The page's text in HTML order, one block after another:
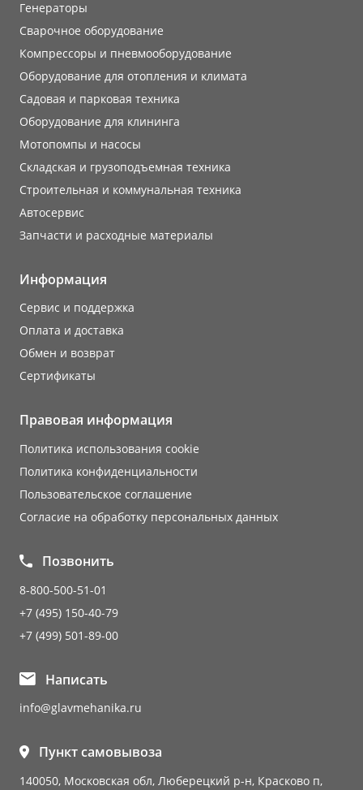
Генераторы
Сварочное оборудование
Компрессоры и пневмооборудование
Оборудование для отопления и климата
Садовая и парковая техника
Оборудование для клининга
Мотопомпы и насосы
Складская и грузоподъемная техника
Строительная и коммунальная техника
Автосервис
Запчасти и расходные материалы
Информация
Сервис и поддержка
Оплата и доставка
Обмен и возврат
Сертификаты
Правовая информация
Политика использования cookie
Политика конфиденциальности
Пользовательское соглашение
Согласие на обработку персональных данных
Позвонить
8-800-500-51-01
+7 (495) 150-40-79
+7 (499) 501-89-00
Написать
info@glavmehanika.ru
Пункт самовывоза
140050, Московская обл, Люберецкий р-н, Красково п,